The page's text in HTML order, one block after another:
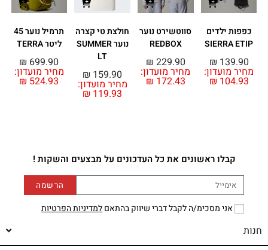
כפפות ילדים
SIERRA ETIP
מחיר מועדון:
₪ 104.93
₪ 139.90
סווטשירט נוער
REDBOX
מחיר מועדון:
₪ 172.43
₪ 229.90
חולצת טי קצרה
נוער SUMMER
LT
מחיר מועדון:
₪ 119.93
₪ 159.90
תרמיל נוער 45
ליטר TERRA
מחיר מועדון:
₪ 524.93
₪ 699.90
קבלו ראשונים את כל העדכונים על מבצעים והשקות !
אני מסכימ/ה לקבל דברי שיווק בהתאםלמדיניות הפרטיות
הרשמה
חנות